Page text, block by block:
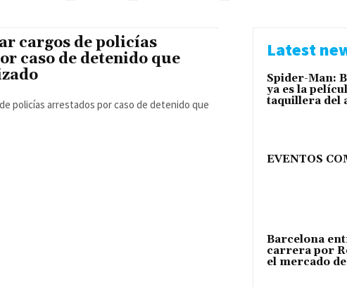
cargos de policías
caso de detenido que
policías arrestados por caso de detenido que
Latest
Spider-Man:
ya es la
taquillera del
EVENTOS
Barcelona
carrera por
el mercado